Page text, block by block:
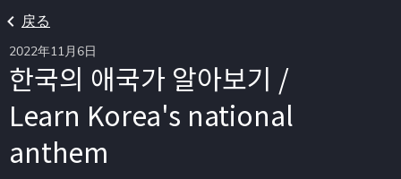
戻る
2022年11月6日
한국의 애국가 알아보기 /
Learn Korea's national
anthem